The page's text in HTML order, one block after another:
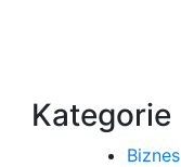
Kategorie
Biznes